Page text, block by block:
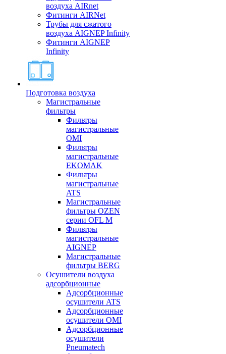
воздуха AIRnet
Фитинги AIRNet
Трубы для сжатого
воздуха AIGNEP Infinity
Фитинги AIGNEP
Infinity
Подготовка воздуха
Магистральные
фильтры
Фильтры
магистральные
OMI
Фильтры
магистральные
EKOMAK
Фильтры
магистральные
ATS
Магистральные
фильтры OZEN
серии OFL M
Фильтры
магистральные
AIGNEP
Магистральные
фильтры BERG
Осушители воздуха
адсорбционные
Адсорбционные
осушители ATS
Адсорбционные
осушители OMI
Адсорбционные
осушители
Pneumatech